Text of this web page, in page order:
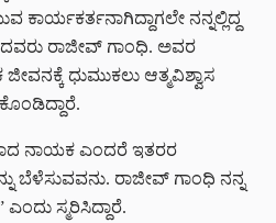
ಕಾರ್ಯಕರ್ತನಾಗಿದ್ದಾಗಲೇ ನನ್ನಲ್ಲಿದ್ದ
ರಾಜೀವ್ ಗಾಂಧಿ. ಅವರ
ಧುಮುಕಲು ಆತ್ಮವಿಶ್ವಾಸ
ನಾಯಕ ಎಂದರೆ ಇತರರ
ಬೆಳೆಸುವವನು. ರಾಜೀವ್ ಗಾಂಧಿ ನನ್ನ
ಸ್ಮರಿಸಿದ್ದಾರೆ.